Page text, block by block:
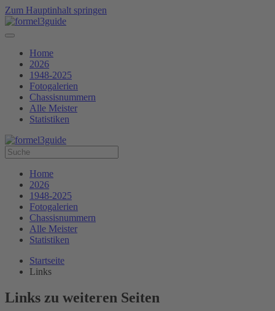
Zum Hauptinhalt springen
Home
2026
1948-2025
Fotogalerien
Chassisnummern
Alle Meister
Statistiken
Home
2026
1948-2025
Fotogalerien
Chassisnummern
Alle Meister
Statistiken
Startseite
Links
Links zu weiteren Seiten